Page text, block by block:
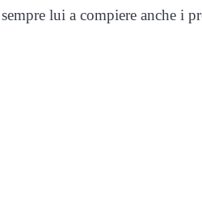
lui a compiere anche i